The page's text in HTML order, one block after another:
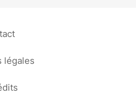
légales